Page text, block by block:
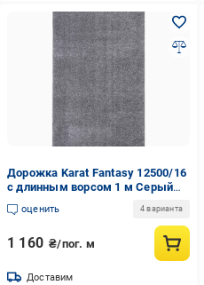
Дорожка Karat Fantasy 12500/16
с длинным ворсом 1 м Серый
(20152063)
оценить 4 варианта
1 160 ₴/пог. м
Доставим